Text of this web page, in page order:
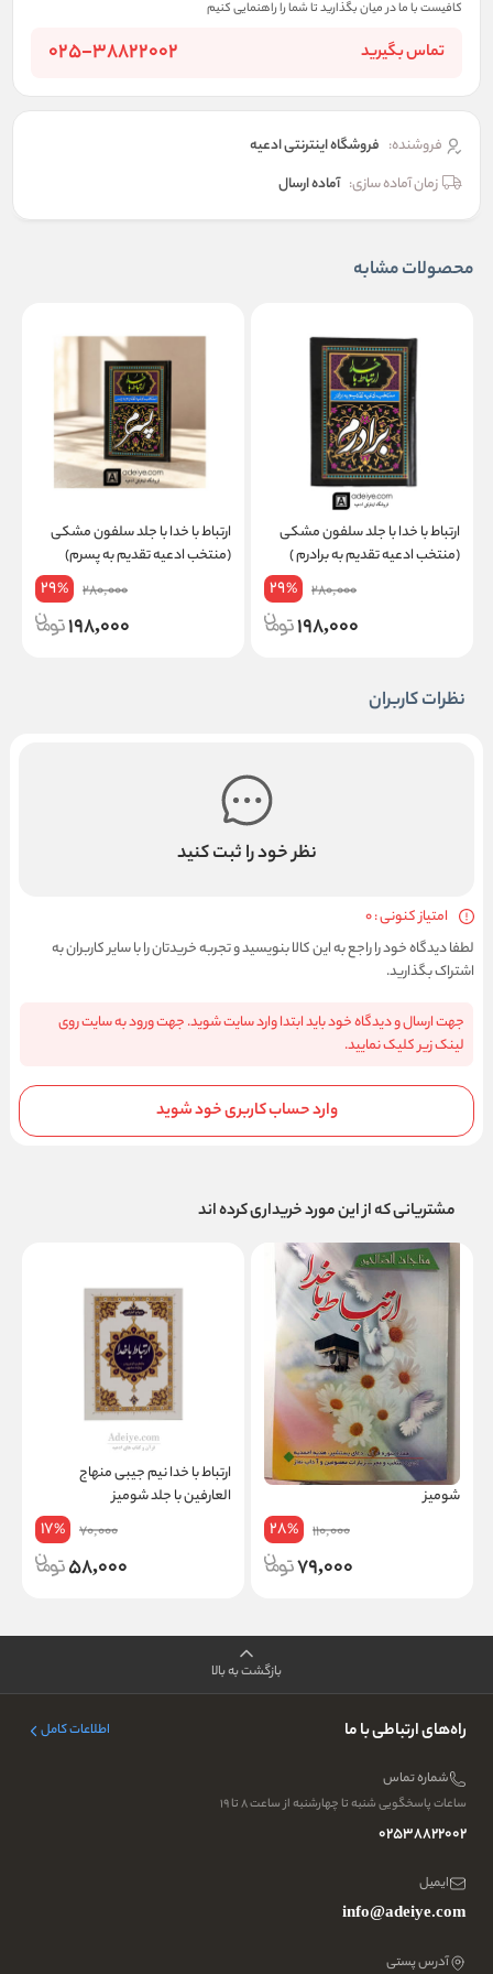
کافیست با ما در میان بگذارید تا شما را راهنمایی کنیم
تماس بگیرید 025-38822002
فروشنده: فروشگاه اینترنتی ادعیه
زمان آماده سازی: آماده ارسال
محصولات مشابه
ارتباط با خدا با جلد سلفون مشکی
(منتخب ادعیه تقدیم به برادرم )
280,000
29%
198,000
ارتباط با خدا با جلد سلفون مشکی
(منتخب ادعیه تقدیم به پسرم)
280,000
29%
198,000
نظرات کاربران
نظر خود را ثبت کنید
امتیاز کنونی : 0
لطفا دیدگاه خود را راجع به این کالا بنویسید و تجربه خریدتان را با سایر کاربران به
اشتراک بگذارید.
جهت ارسال و دیدگاه خود باید ابتدا وارد سایت شوید. جهت ورود به سایت روی
لینک زیر کلیک نمایید.
وارد حساب کاربری خود شوید
مشتریانی که از این مورد خریداری کرده اند
ارتباط با خدا مناجات الصالحین
شومیز
110,000
28%
79,000
ارتباط با خدا نیم جیبی منهاج
العارفین با جلد شومیز
70,000
17%
58,000
بازگشت به بالا
راه‌های ارتباطی با ما اطلاعات کامل
شماره تماس
ساعات پاسخگویی شنبه تا چهارشنبه از ساعت ۸ تا ۱۹
02538822002
ایمیل
info@adeiye.com
آدرس پستی